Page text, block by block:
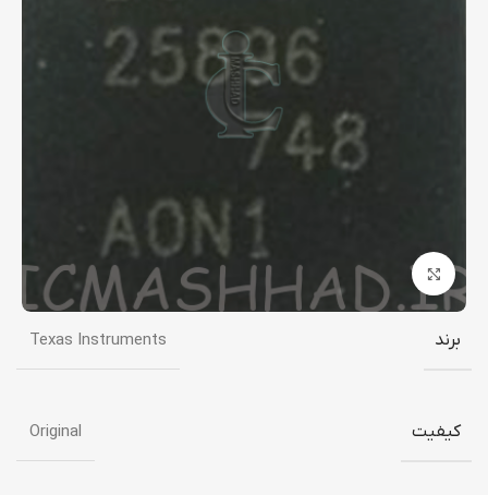
برای بزرگنمایی کلیک کنید
برند Texas Instruments
کیفیت Original